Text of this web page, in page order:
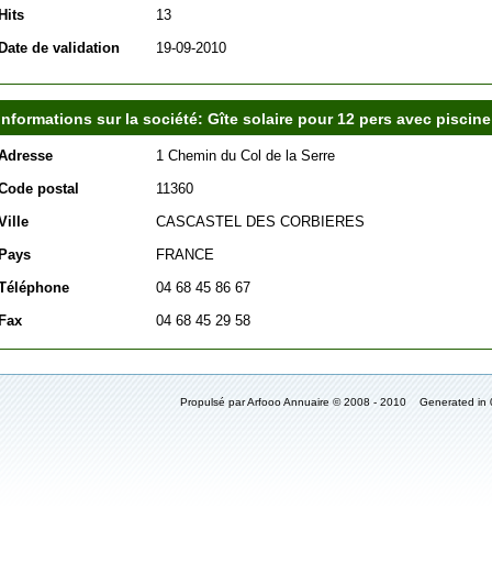
13
de validation
19-09-2010
sur la société: Gîte solaire pour 12 pers avec piscine
1 Chemin du Col de la Serre
postal
11360
CASCASTEL DES CORBIERES
FRANCE
04 68 45 86 67
04 68 45 29 58
Propulsé par Arfooo Annuaire © 2008 - 2010 Generated